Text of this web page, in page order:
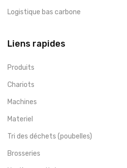
Logistique bas carbone
Liens rapides
Produits
Chariots
Machines
Materiel
Tri des déchets (poubelles)
Brosseries